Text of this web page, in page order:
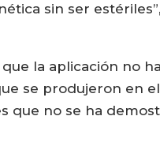
sin ser
la aplicación no
se produjeron en
que no se ha